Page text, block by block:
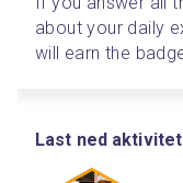
about your daily
will earn the
Last ned